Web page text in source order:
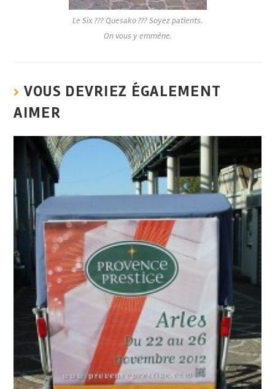
Le Six ??? Quesako ??? Soyez patients.
On vous y emmène.
VOUS DEVRIEZ ÉGALEMENT
AIMER